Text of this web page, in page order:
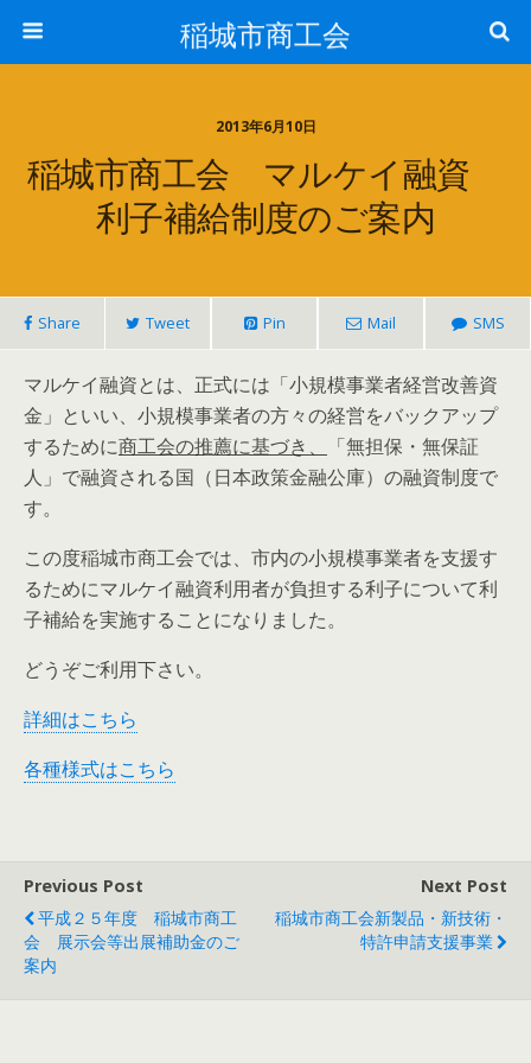
稲城市商工会
2013年6月10日
稲城市商工会 マルケイ融資
利子補給制度のご案内
Share Tweet Pin Mail SMS
マルケイ融資とは、正式には「小規模事業者経営改善資
金」といい、小規模事業者の方々の経営をバックアップ
するために商工会の推薦に基づき、
「無担保・無保証
人」で融資される国（日本政策金融公庫）の融資制度で
す。
この度稲城市商工会では、市内の小規模事業者を支援す
るためにマルケイ融資利用者が負担する利子について利
子補給を実施することになりました。
どうぞご利用下さい。
詳細はこちら
各種様式はこちら
Previous Post
平成２５年度 稲城市商工
会 展示会等出展補助金のご
案内
Next Post
稲城市商工会新製品・新技術・
特許申請支援事業